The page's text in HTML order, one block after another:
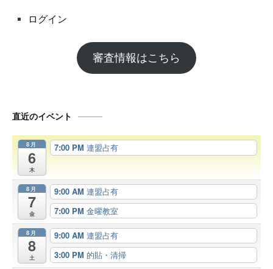
ログイン
審査情報はこちら
直近のイベント
8月
6
木
7:00 PM 連盟占有
8月
7
金
9:00 AM 連盟占有
7:00 PM 金曜教室
8月
8
土
9:00 AM 連盟占有
3:00 PM 的貼・清掃